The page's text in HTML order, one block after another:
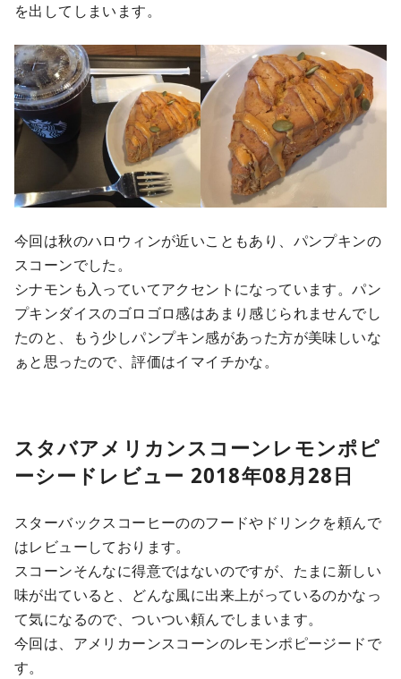
を出してしまいます。
今回は秋のハロウィンが近いこともあり、パンプキンの
スコーンでした。
シナモンも入っていてアクセントになっています。パン
プキンダイスのゴロゴロ感はあまり感じられませんでし
たのと、もう少しパンプキン感があった方が美味しいな
ぁと思ったので、評価はイマイチかな。
スタバアメリカンスコーンレモンポピ
ーシードレビュー 2018年08月28日
スターバックスコーヒーののフードやドリンクを頼んで
はレビューしております。
スコーンそんなに得意ではないのですが、たまに新しい
味が出ていると、どんな風に出来上がっているのかなっ
て気になるので、ついつい頼んでしまいます。
今回は、アメリカーンスコーンのレモンポピージードで
す。